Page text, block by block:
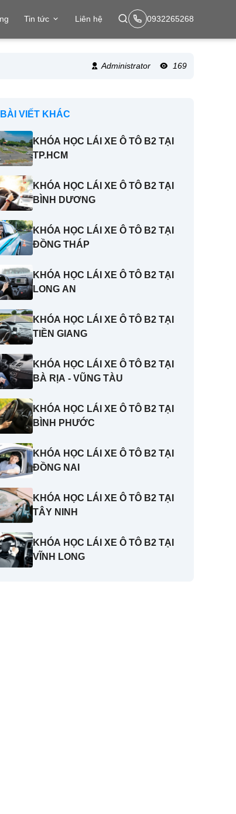
Tin tức Liên hệ 0932265268
Administrator 169
VIẾT KHÁC
KHÓA HỌC LÁI XE Ô TÔ B2 TẠI
TP.HCM
KHÓA HỌC LÁI XE Ô TÔ B2 TẠI
BÌNH DƯƠNG
KHÓA HỌC LÁI XE Ô TÔ B2 TẠI
ĐỒNG THÁP
KHÓA HỌC LÁI XE Ô TÔ B2 TẠI
LONG AN
KHÓA HỌC LÁI XE Ô TÔ B2 TẠI
TIỀN GIANG
KHÓA HỌC LÁI XE Ô TÔ B2 TẠI
BÀ RỊA - VŨNG TÀU
KHÓA HỌC LÁI XE Ô TÔ B2 TẠI
BÌNH PHƯỚC
KHÓA HỌC LÁI XE Ô TÔ B2 TẠI
ĐỒNG NAI
KHÓA HỌC LÁI XE Ô TÔ B2 TẠI
TÂY NINH
KHÓA HỌC LÁI XE Ô TÔ B2 TẠI
VĨNH LONG